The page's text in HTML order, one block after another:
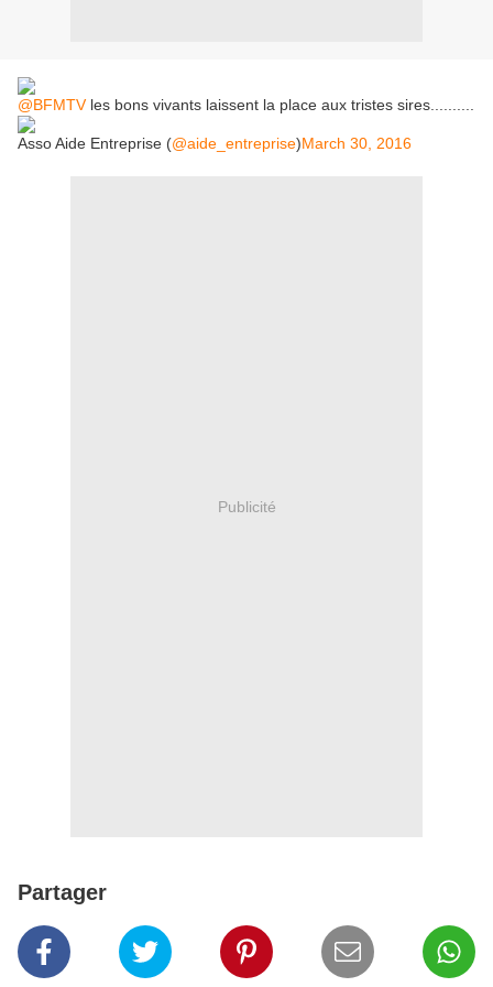
@BFMTVles bons vivants laissent la place aux tristes sires..........
Asso Aide Entreprise (@aide_entreprise)March 30, 2016
Publicité
Partager